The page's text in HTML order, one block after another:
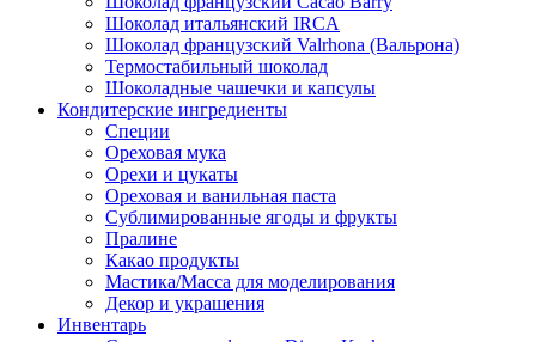
Шоколад итальянский IRCA
Шоколад французский Valrhona (Вальрона)
Термостабильный шоколад
Шоколадные чашечки и капсулы
Кондитерские ингредиенты
Специи
Ореховая мука
Орехи и цукаты
Ореховая и ванильная паста
Сублимированные ягоды и фрукты
Пралине
Какао продукты
Мастика/Масса для моделирования
Декор и украшения
Инвентарь